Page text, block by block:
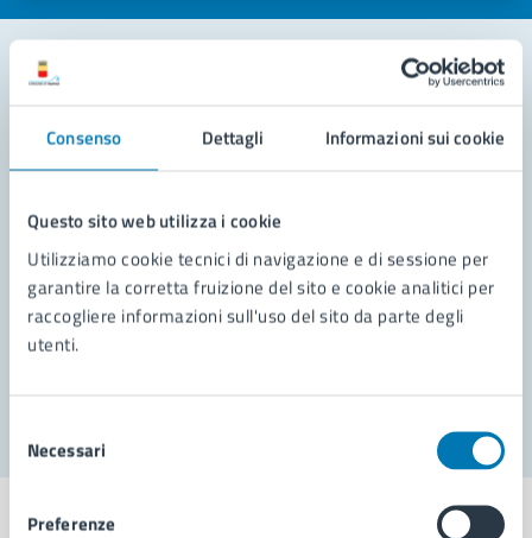
Consenso Dettagli Informazioni sui cookie
Questo sito web utilizza i cookie
Utilizziamo cookie tecnici di navigazione e di sessione per
garantire la corretta fruizione del sito e cookie analitici per
raccogliere informazioni sull'uso del sito da parte degli
utenti.
delNecessari
Preferenze
Leggi le domande frequenti
Richiedi assistenza
Prenota appuntamento
Problemi in città